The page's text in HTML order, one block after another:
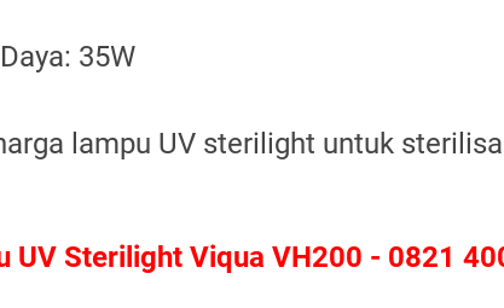
35W
lampu UV sterilight untuk
UV Sterilight Viqua VH200 - 0821